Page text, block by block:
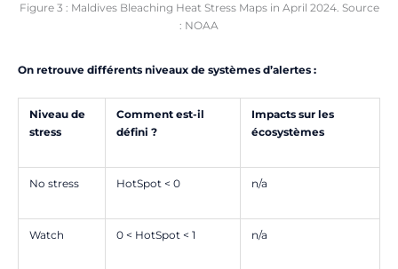
Figure 3 : Maldives Bleaching Heat Stress Maps in April 2024. Source
: NOAA
On retrouve différents niveaux de systèmes d’alertes :
Niveau de
stress
Comment est-il
défini ?
Impacts sur les
écosystèmes
No stress HotSpot < 0 n/a
Watch 0 < HotSpot < 1 n/a